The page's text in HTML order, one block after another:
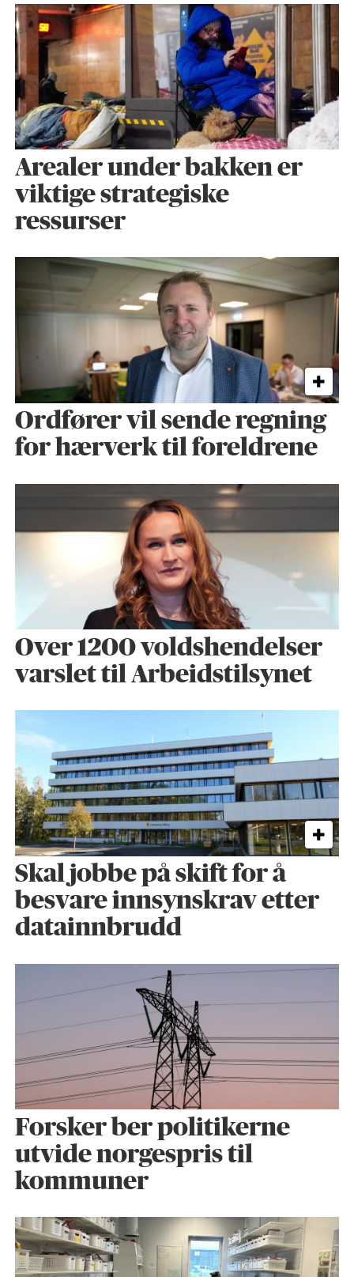
Arealer under bakken er
viktige strategiske
ressurser
Ordfører vil sende regning
for hærverk til foreldrene
Over 1200 voldshendelser
varslet til Arbeidstilsynet
Skal jobbe på skift for å
besvare innsynskrav etter
datainnbrudd
Forsker ber politikerne
utvide norgespris til
kommuner